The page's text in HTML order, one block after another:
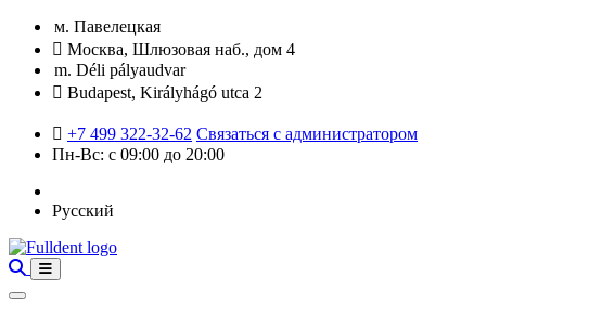
м. Павелецкая
Москва, Шлюзовая наб., дом 4
m. Déli pályaudvar
Budapest, Királyhágó utca 2
+7 499 322-32-62 Связаться с администратором
Пн-Вс: с 09:00 до 20:00
Русский